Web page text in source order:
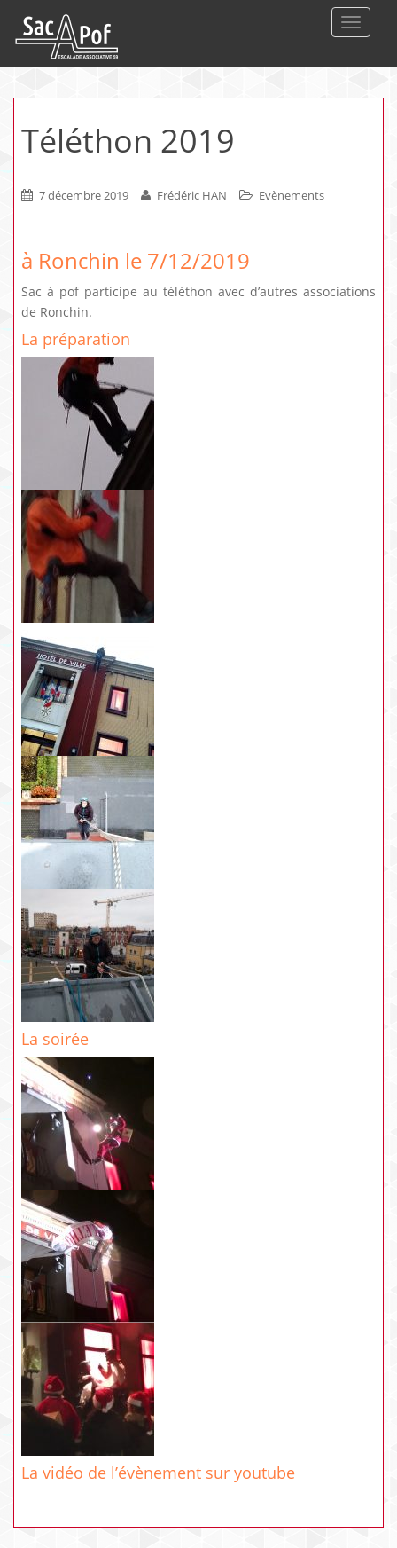
Téléthon 2019
7 décembre 2019 Frédéric HAN Evènements
à Ronchin le 7/12/2019
Sac à pof participe au téléthon avec d’autres associations
de Ronchin.
La préparation
La soirée
La vidéo de l’évènement sur youtube